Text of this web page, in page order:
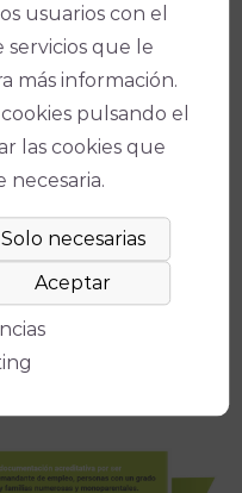
usuarios con el
que le
más información.
pulsando el
las cookies que
necesaria.